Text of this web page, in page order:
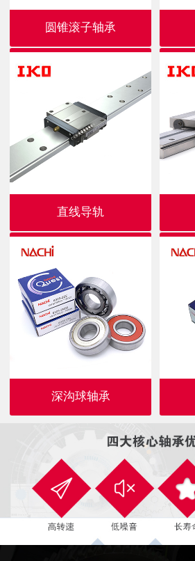
圆锥滚子轴承
直线导轨
深沟球轴承